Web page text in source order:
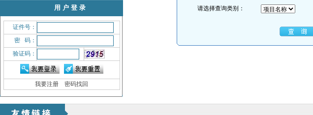
用户登录
证件号：
密 码：
验证码：
我要注册 密码找回
请选择查询类别：